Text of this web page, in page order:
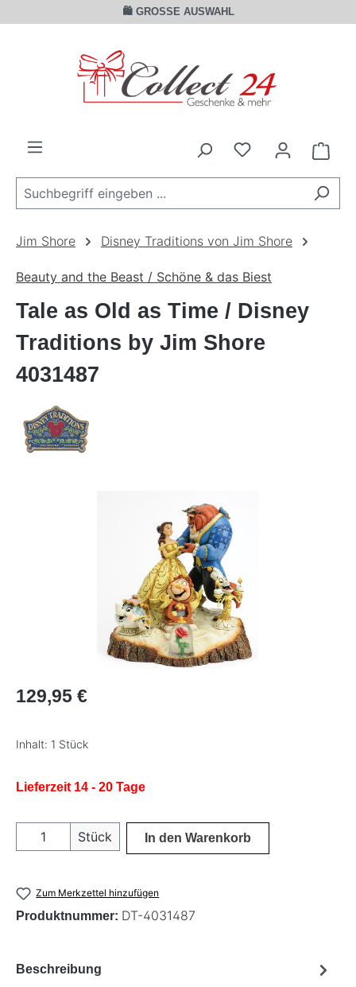
Zum Hauptinhalt springen🛍️ GROSSE AUSWAHL
Jim Shore Disney Traditions von Jim Shore
Beauty and the Beast / Schöne & das Biest
Tale as Old as Time / Disney
Traditions by Jim Shore
4031487
Regulärer Preis:
129,95 €
Inhalt: 1 Stück
Lieferzeit 14 - 20 Tage
Produkt Anzahl: Gib den gewünschten
Stück In den Warenkorb
Zum Merkzettel hinzufügen
Produktnummer: DT-4031487
Beschreibung